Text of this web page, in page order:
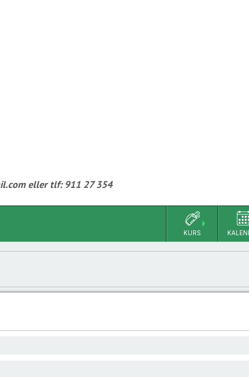
eller tlf: 911 27 354